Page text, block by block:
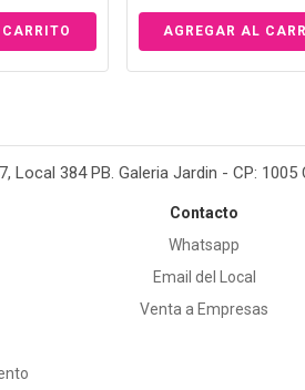
Local 384 PB. Galeria Jardin - CP:
Contacto
Whatsapp
Email del Local
Venta a Empresas